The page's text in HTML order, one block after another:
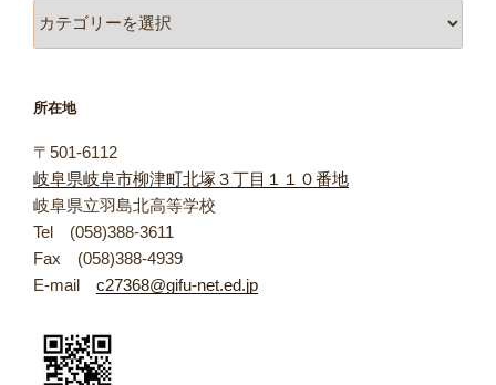
テ
ー
所在地
〒501-6112
岐阜県岐阜市柳津町北塚３丁目１１０番地
岐阜県立羽島北高等学校
Tel (058)388-3611
Fax (058)388-4939
E-mail c27368@gifu-net.ed.jp